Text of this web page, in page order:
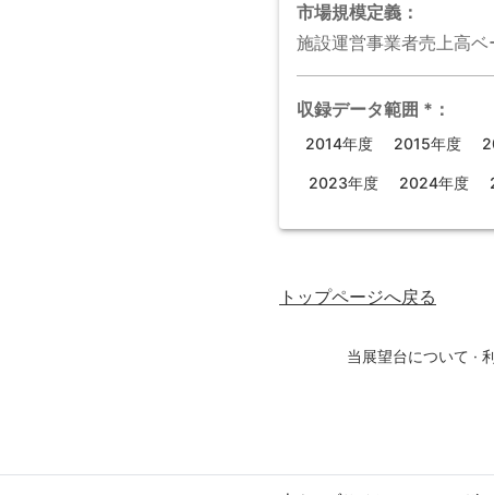
市場規模定義：
施設運営事業者売上高ベ
収録データ範囲 * ：
2014年度 2015年度
2023年度 2024年度
トップページへ戻る
当展望台について ·